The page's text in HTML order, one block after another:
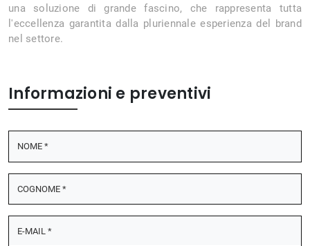
una soluzione di grande fascino, che rappresenta tutta
l'eccellenza garantita dalla pluriennale esperienza del brand
nel settore.
Informazioni e preventivi